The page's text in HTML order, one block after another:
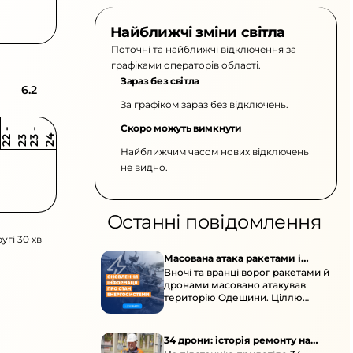
6.2
2 2
-
2 3 2 3
-
2 4
30 хв
Найближчі зміни світла
Поточні та найближчі відключення за
графіками операторів області.
Зараз без світла
За графіком зараз без відключень.
Скоро можуть вимкнути
Найближчим часом нових відключень
не видно.
Останні повідомлення
Масована атака ракетами і
дронами по Одещині
Вночі та вранці ворог ракетами й
дронами масовано атакував
територію Одещини. Ціллю
стали об’єкти цивільної
34 дрони: історія ремонту на